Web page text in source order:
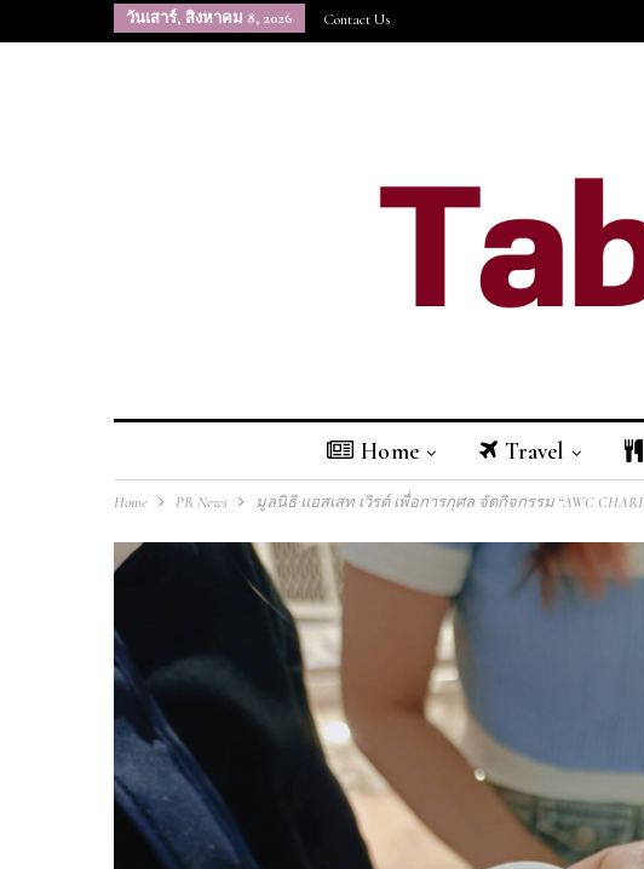
วันเสาร์, สิงหาคม 8, 2026 Contact Us
Home Travel
Home PR News มูลนิธิ แอสเสท เวิรด์ เพื่อการกุศล จัดกิจกรรม “AWC CHARITY